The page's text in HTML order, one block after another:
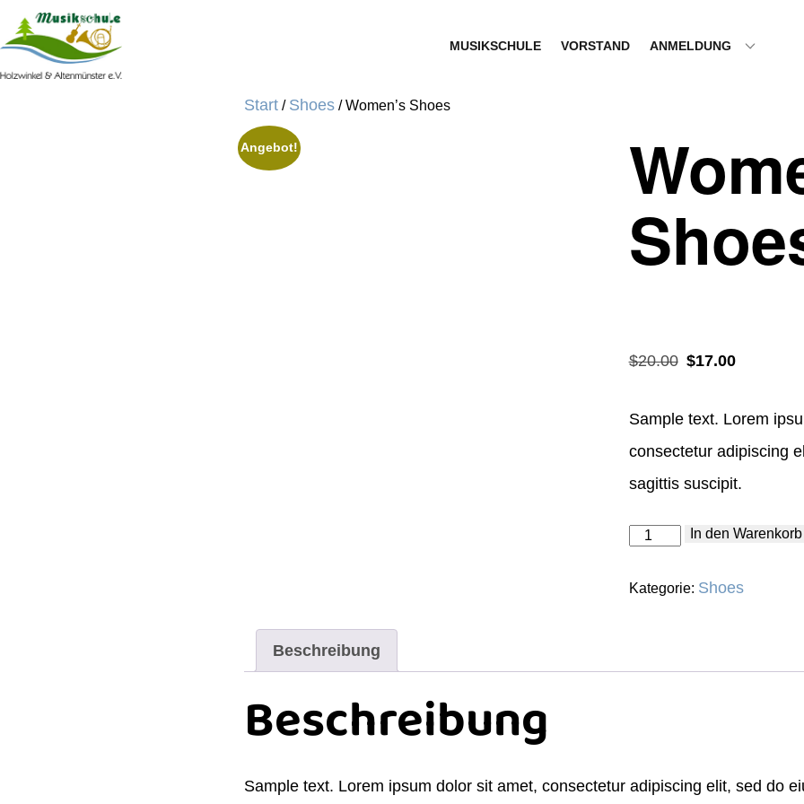
MUSIKSCHULE VORSTAND ANMELDUNG
Start / Shoes / Women’s Shoes
Angebot!
$20.00 Ursprünglicher
war:
$20.00
$17.00
ist:
$17.00.
Sample text. Lorem
consectetur adipiscing
sagittis suscipit.
Women's
Shoes
In den Warenkorb
Kategorie: Shoes
Beschreibung
Beschreibung
Sample text. Lorem ipsum dolor sit amet, consectetur adipiscing elit, sed do